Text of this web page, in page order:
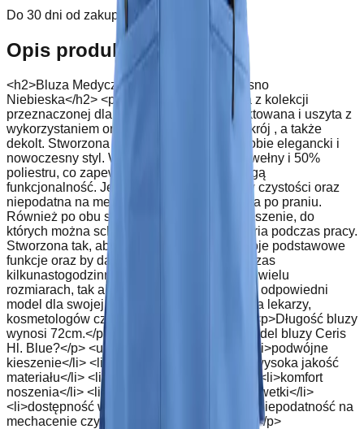
Do 30 dni od zakupu
Opis produktu
<h2>Bluza Medyczna Ceris Z Paskami Jasno
Niebieska</h2> <p>Ceris Hl. Blue to bluza z kolekcji
przeznaczonej dla kobiet. Została zaprojektowana i uszyta z
wykorzystaniem oryginalności poprzez jej krój , a także
dekolt. Stworzona dla kobiet, które cenią sobie elegancki i
nowoczesny styl. Wykonana jest z 50% bawełny i 50%
poliestru, co zapewnia wysoką jakość i długą
funkcjonalność. Jest łatwa do utrzymania w czystości oraz
niepodatna na mechacenie czy odbarwienia po praniu.
Również po obu stronach ma podwójne kieszenie, do
których można schować niezbędne akcesoria podczas pracy.
Stworzona tak, aby spełniała wszystkie swoje podstawowe
funkcje oraz by dawała pełną wygodę podczas
kilkunastogodzinnej pracy. Dostępna jest w wielu
rozmiarach, tak aby każdy mógł dopasować odpowiedni
model dla swojej sylwetki. Przeznaczona dla lekarzy,
kosmetologów czy pracowników SPA.</p> <p>Długość bluzy
wynosi 72cm.</p> <p>Co wyróżnia nasz model bluzy Ceris
Hl. Blue?</p> <ul> <li>oryginalny krój</li> <li>podwójne
kieszenie</li> <li>nowoczesny styl</li> <li>wysoka jakość
materiału</li> <li>długa funkcjonalność</li> <li>komfort
noszenia</li> <li>dopasowanie do danej sylwetki</li>
<li>dostępność w wielu rozmiarach</li> <li>niepodatność na
mechacenie czy zniszczenia</li> </ul> <p> </p>